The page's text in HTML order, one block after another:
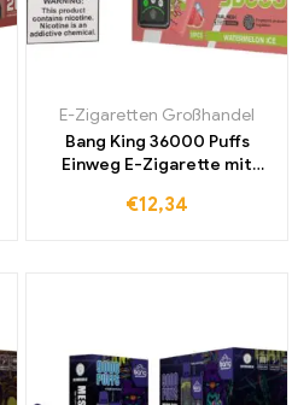
E-Zigaretten Großhandel
Bang King 36000 Puffs
Einweg E-Zigarette mit
Spannungskontrolle für
€12,34